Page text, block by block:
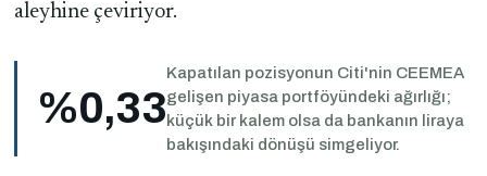
aleyhine çeviriyor.
%0,33
Kapatılan pozisyonun Citi'nin CEEMEA
gelişen piyasa portföyündeki ağırlığı;
küçük bir kalem olsa da bankanın liraya
bakışındaki dönüşü simgeliyor.